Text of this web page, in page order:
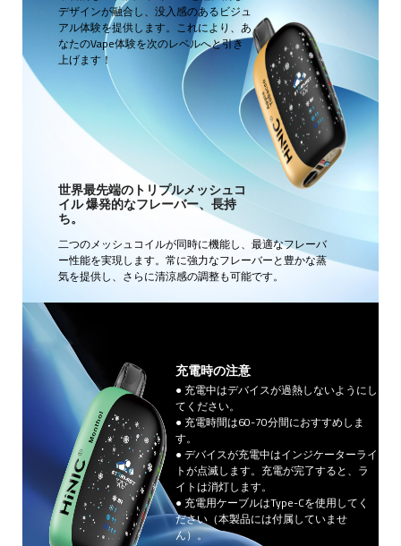
デザインが融合し、没入感のあるビジュ
アル体験を提供します。これにより、あ
なたのVape体験を次のレベルへと引き
上げます！
世界最先端のトリプルメッシュコ
イル 爆発的なフレーバー、長持
ち。
二つのメッシュコイルが同時に機能し、最適なフレーバ
ー性能を実現します。常に強力なフレーバーと豊かな蒸
気を提供し、さらに清涼感の調整も可能です。
充電時の注意
● 充電中はデバイスが過熱しないようにし
てください。
● 充電時間は60-70分間におすすめしま
す。
● デバイスが充電中はインジケーターライ
トが点滅します。充電が完了すると、ラ
イトは消灯します。
● 充電用ケーブルはType-Cを使用してく
ださい（本製品には付属していませ
ん）。